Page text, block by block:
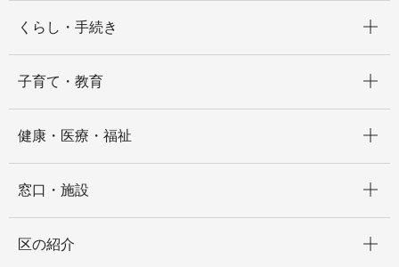
くらし・手続き
子育て・教育
健康・医療・福祉
窓口・施設
区の紹介